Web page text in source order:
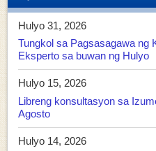
Hulyo 31, 2026
Tungkol sa Pagsasagawa ng
Eksperto sa buwan ng Hulyo
Hulyo 15, 2026
Libreng konsultasyon sa
Agosto
Hulyo 14, 2026